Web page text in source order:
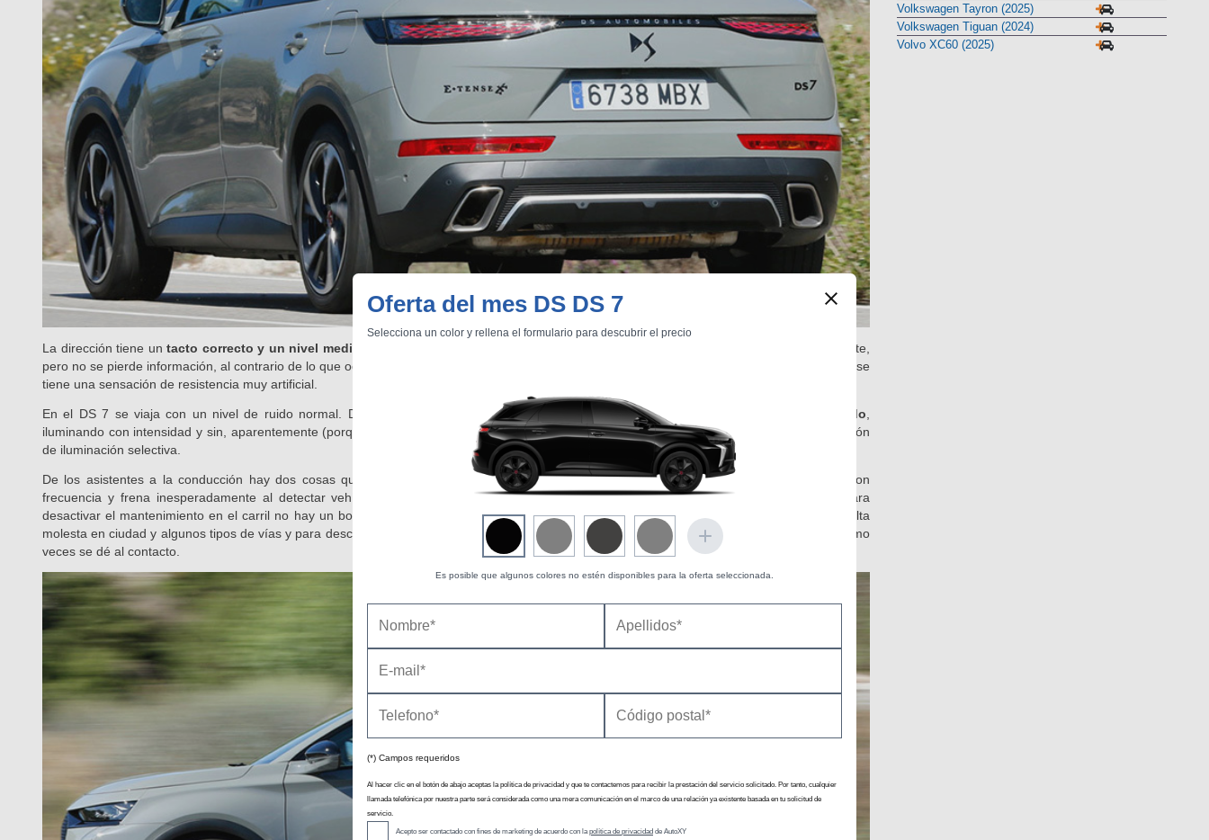
La dirección tiene untacto correcto y un nivel medio de asistencia
. Con el programa de conducción deportivo cuesta más mover el volante,
pero no se pierde información, al contrario de lo que ocurre, por ejemplo, en un
, donde al mover el volante se
tiene una sensación de resistencia muy artificial.
En el DS 7 se viaja con un nivel de ruido normal. De noche, los faros adaptativos PIXEL LED VISION 3.0 cumplen bien su cometido
iluminando con intensidad y sin, aparentemente (porque no me han echado las largas ni pitado), molestar a otros usuarios gracias a la función
de iluminación selectiva.
De los asistentes a la conducción hay dos cosas que me parecen mejorables. Una es que el control de velocidad activo se equivoca con
frecuencia y frena inesperadamente al detectar vehículos que no circulan en el mismo carril sino por los contiguos. La otra es que para
desactivar el mantenimiento en el carril no hay un botón; esta función (que por ley se activa por defecto al poner en marcha el coche) resulta
molesta en ciudad y algunos tipos de vías y para desconectarla hay que hacerlo a través de uno de los menús de la pantalla, tantas veces como
veces se dé al contacto.
Volkswagen Tayron (2025)
Volkswagen Tiguan (2024)
Volvo XC60 (2025)
Oferta del mes DS DS 7
Selecciona un color y rellena el formulario para descubrir el precio
Es posible que algunos colores no estén disponibles para la oferta seleccionada.
(*) Campos requeridos
Al hacer clic en el botón de abajo aceptas la política de privacidad y que te contactemos para recibir la prestación del servicio solicitado. Por tanto, cualquier
llamada telefónica por nuestra parte será considerada como una mera comunicación en el marco de una relación ya existente basada en tu solicitud de
servicio.
Acepto ser contactado con fines de marketing de acuerdo con la política de privacidad de AutoXY